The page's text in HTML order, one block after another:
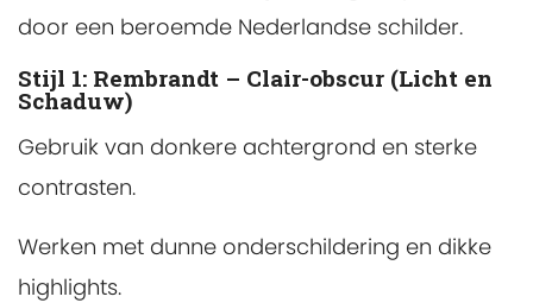
door een beroemde Nederlandse schilder.
Stijl 1: Rembrandt – Clair-obscur (Licht en
Schaduw)
Gebruik van donkere achtergrond en sterke
contrasten.
Werken met dunne onderschildering en dikke
highlights.